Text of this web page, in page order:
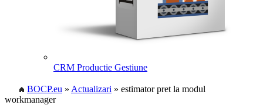
CRM Productie Gestiune
BOCP.eu » Actualizari » estimator pret la modul
workmanager